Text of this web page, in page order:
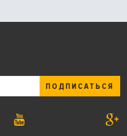
ПОДПИСАТЬСЯ